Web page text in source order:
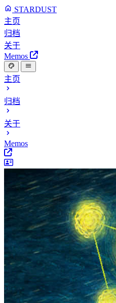
STARDUST
主页
归档
关于
Memos
主页
归档
关于
Memos